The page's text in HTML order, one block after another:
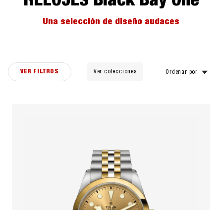
Una selección de diseño audaces
VER FILTROS Ver colecciones Ordenar por